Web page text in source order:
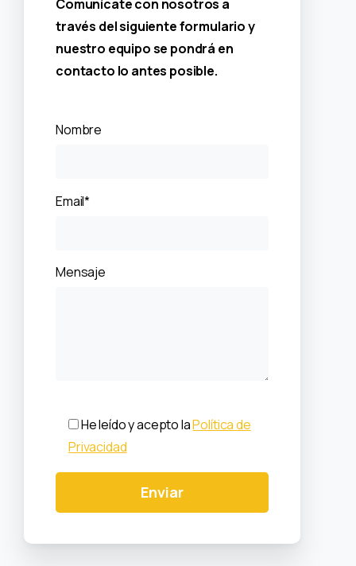
Comunícate con nosotros a
través del siguiente formulario y
nuestro equipo se pondrá en
contacto lo antes posible.
Nombre
Email*
Mensaje
He leído y acepto laPolítica de
Privacidad